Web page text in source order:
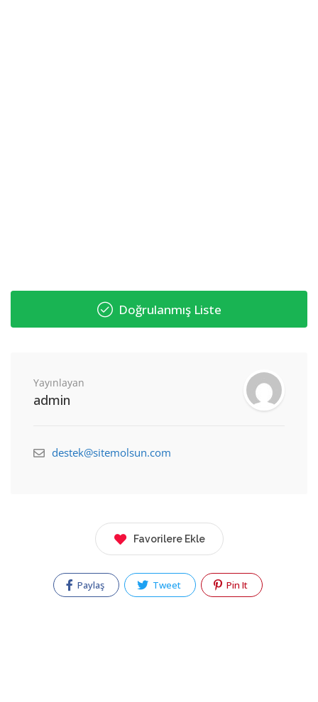
Doğrulanmış Liste
Yayınlayan
admin
destek@sitemolsun.com
Favorilere Ekle
Paylaş Tweet Pin It